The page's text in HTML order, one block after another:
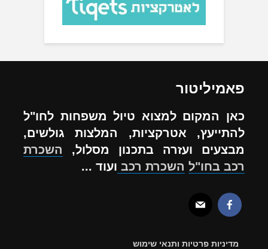
פאמיליטור
כאן המקום למצוא טיול משפחות לחו"ל
להתייעץ, אטרקציות, המלצות גולשים,
מבצעים ועזרה בתכנון מסלול, השכרת
רכב בחו"ל השכרת רכב ועוד ...
מדיניות פרטיות ותנאי שימוש